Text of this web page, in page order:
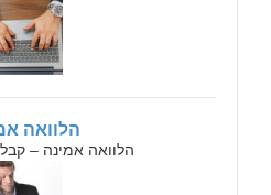
הלוואה
הלוואה אמינה –